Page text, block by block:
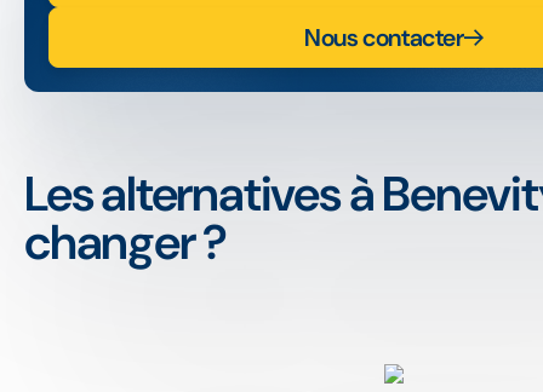
Nous contacter
Les alternatives à
changer ?